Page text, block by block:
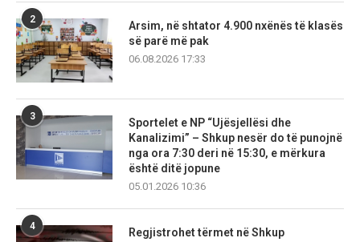
2
Arsim, në shtator 4.900 nxënës të klasës
së parë më pak
06.08.2026 17:33
3
Sportelet e NP “Ujësjellësi dhe
Kanalizimi” – Shkup nesër do të punojnë
nga ora 7:30 deri në 15:30, e mërkura
është ditë jopune
05.01.2026 10:36
4
Regjistrohet tërmet në Shkup